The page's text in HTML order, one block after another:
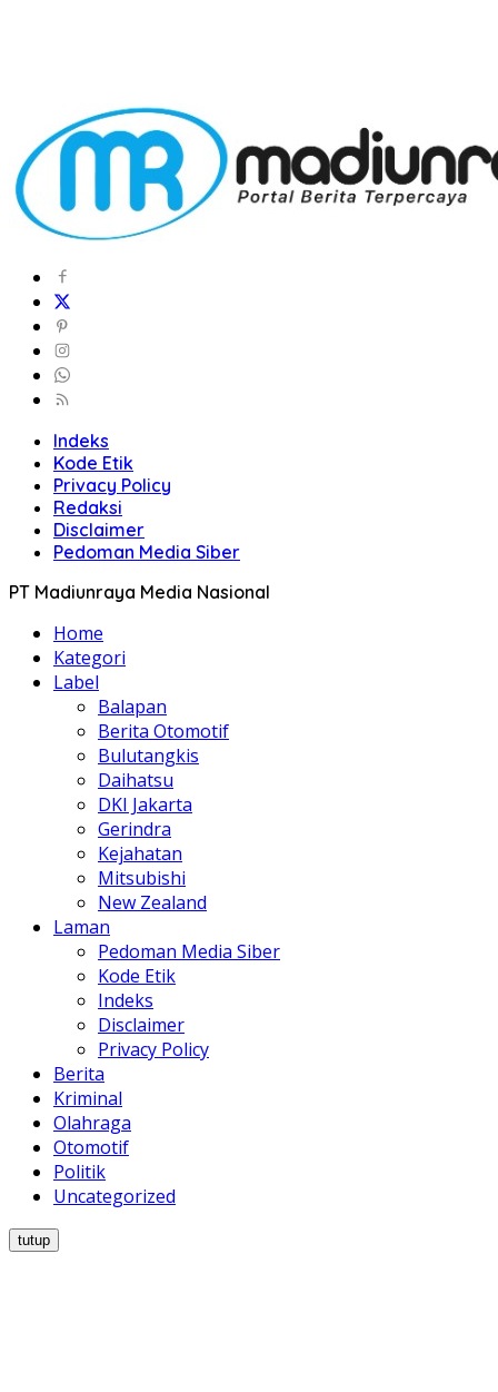
Indeks
Kode Etik
Privacy Policy
Redaksi
Disclaimer
Pedoman Media Siber
PT Madiunraya Media Nasional
Home
Kategori
Label
Balapan
Berita Otomotif
Bulutangkis
Daihatsu
DKI Jakarta
Gerindra
Kejahatan
Mitsubishi
New Zealand
Laman
Pedoman Media Siber
Kode Etik
Indeks
Disclaimer
Privacy Policy
Berita
Kriminal
Olahraga
Otomotif
Politik
Uncategorized
tutup